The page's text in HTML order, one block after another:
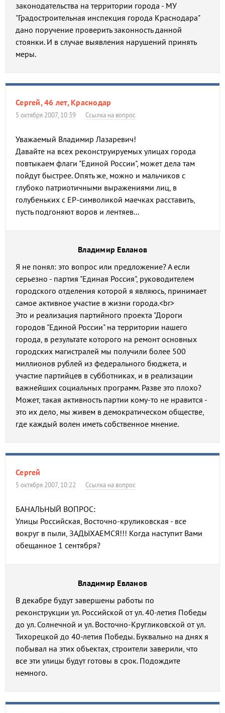
законодательства на территории города - МУ
"Градостроительная инспекция города Краснодара"
дано поручение проверить законность данной
стоянки. И в случае выявления нарушений принять
меры.
Сергей, 46 лет, Краснодар
5 октября 2007, 10:39 Ссылка на вопрос
Уважаемый Владимир Лазаревич!
Давайте на всех реконструируемых улицах города
повтыкаем флаги "Единой России", может дела там
пойдут быстрее. Опять же, можно и мальчиков с
глубоко патриотичными выражениями лиц, в
голубеньких с ЕР-символикой маечках расставить,
пусть подгоняют воров и лентяев...
Владимир Евланов
Я не понял: это вопрос или предложение? А если
серьезно - партия "Единая Россия", руководителем
городского отделения которой я являюсь, принимает
самое активное участие в жизни города.<br>
Это и реализация партийного проекта "Дороги
городов "Единой России" на территории нашего
города, в результате которого на ремонт основных
городских магистралей мы получили более 500
миллионов рублей из федерального бюджета, и
участие партийцев в субботниках, и в реализации
важнейших социальных программ. Разве это плохо?
Может, такая активность партии кому-то не нравится -
это их дело, мы живем в демократическом обществе,
где каждый волен иметь собственное мнение.
Сергей
5 октября 2007, 10:22 Ссылка на вопрос
БАНАЛЬНЫЙ ВОПРОС:
Улицы Российская, Восточно-круликовская - все
вокруг в пыли, ЗАДЫХАЕМСЯ!!! Когда наступит Вами
обещанное 1 сентября?
Владимир Евланов
В декабре будут завершены работы по
реконструкции ул. Российской от ул. 40-летия Победы
до ул. Солнечной и ул. Восточно-Кругликовской от ул.
Тихорецкой до 40-летия Победы. Буквально на днях я
побывал на этих объектах, строители заверили, что
все эти улицы будут готовы в срок. Подождите
немного.